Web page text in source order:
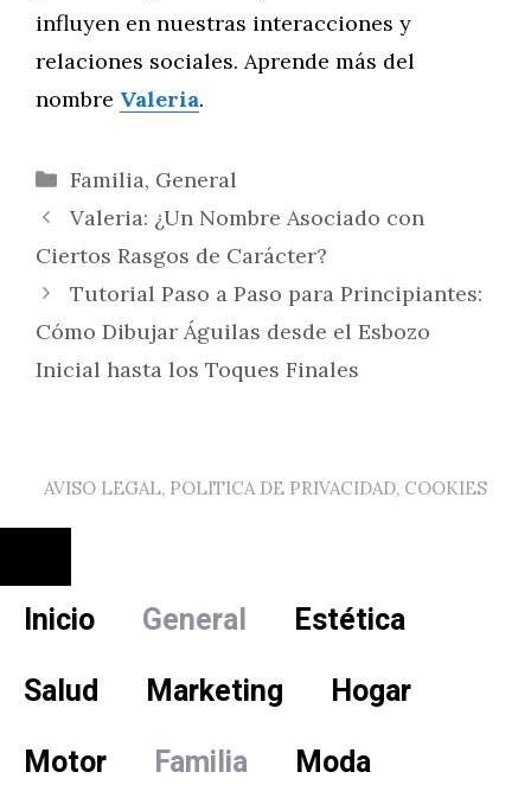
influyen en nuestras interacciones y
relaciones sociales. Aprende más del
nombre Valeria.
Categorías
Familia, General
Valeria: ¿Un Nombre Asociado con
Ciertos Rasgos de Carácter?
Tutorial Paso a Paso para Principiantes:
Cómo Dibujar Águilas desde el Esbozo
Inicial hasta los Toques Finales
AVISO LEGAL, POLITICA DE PRIVACIDAD, COOKIES
Cerrar
Inicio General
Estética
Salud
Marketing
Hogar
Motor
Familia Moda